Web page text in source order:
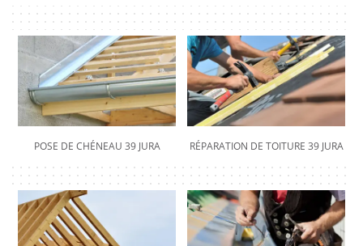
POSE DE CHÉNEAU 39 JURA RÉPARATION DE TOITURE 39 JURA